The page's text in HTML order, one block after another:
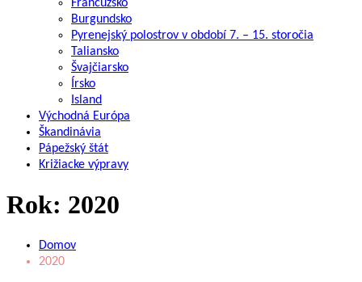
Francúzsko
Burgundsko
Pyrenejský polostrov v období 7. – 15. storočia
Taliansko
Švajčiarsko
Írsko
Island
Východná Európa
Škandinávia
Pápežský štát
Križiacke výpravy
Rok: 2020
Domov
2020